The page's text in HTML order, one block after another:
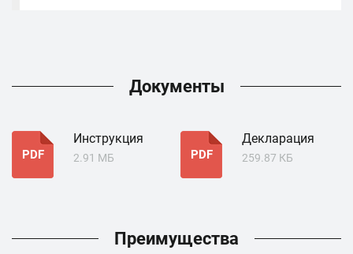
Документы
PDF
Инструкция
2.91 МБ PDF
Декларация
259.87 КБ
Преимущества